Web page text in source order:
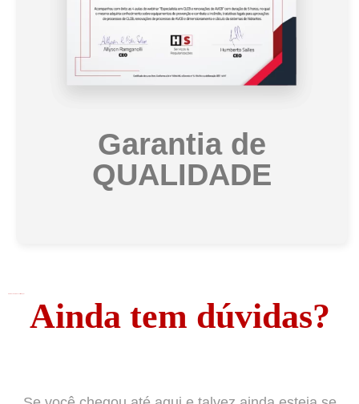
Garantia de
QUALIDADE
Ainda tem dúvidas?